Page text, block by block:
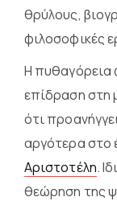
θρύλους,
φιλοσοφικές
Η πυθαγόρεια
επίδραση στη
ότι
αργότερα στο
Αριστοτέλη.
θεώρηση της